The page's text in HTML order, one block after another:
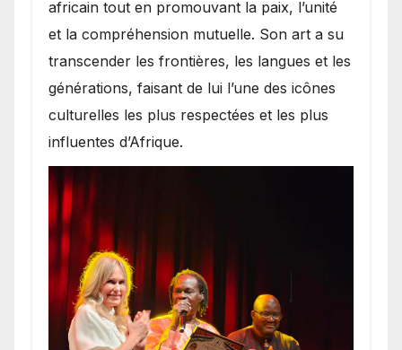
africain tout en promouvant la paix, l’unité
et la compréhension mutuelle. Son art a su
transcender les frontières, les langues et les
générations, faisant de lui l’une des icônes
culturelles les plus respectées et les plus
influentes d’Afrique.